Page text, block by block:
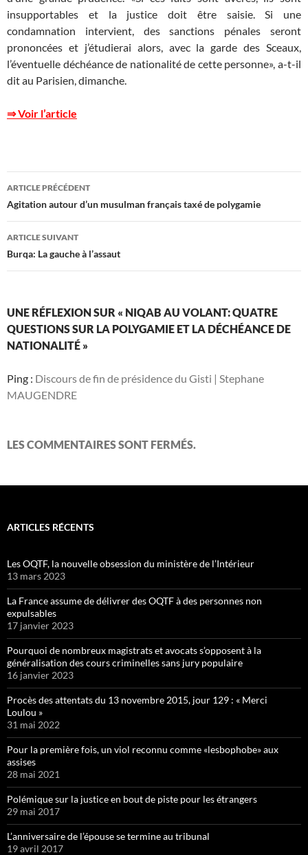
insupportables et la justice doit être saisie. Si une
condamnation intervient, des sanctions pénales seront
prononcées et j’étudierai alors, avec la garde des Sceaux,
l’éventuelle déchéance de nationalité de cette personne», a-t-il
dit au Parisien, dimanche.
⇒ Voir l’article
Navigation
des
articles
ARTICLE PRÉCÉDENT
Agitation autour d’un musulman français taxé de polygamie
ARTICLE SUIVANT
Burqa: La gauche à l’assaut
UNE RÉFLEXION SUR « NIQAB AU VOLANT: QUATRE
QUESTIONS SUR LA POLYGAMIE ET LA DÉCHÉANCE DE
NATIONALITÉ »
Ping : Discours de fin de présidence du Gisti | Stephane
MAUGENDRE
LES COMMENTAIRES SONT FERMÉS.
ARTICLES RÉCENTS
Les OQTF, la nouvelle obsession du ministère de l’Intérieur
13 mars 2023
La France assume de délivrer des OQTF à des personnes non
expulsables
17 janvier 2023
Pourquoi de nombreux magistrats et avocats s’opposent à la
généralisation des cours criminelles sans jury populaire
16 janvier 2023
Procès des attentats du 13 novembre 2015, jour 129 : « Merci
Loulou »
31 mai 2022
Pour la première fois, un viol reconnu comme «lesbophobe» aux
assises
28 mai 2021
Polémique sur la justice en bout de piste pour les étrangers
29 mai 2017
L’anniversaire de l’épouse se termine au tribunal
19 avril 2017